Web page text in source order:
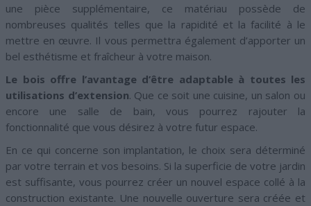
une pièce supplémentaire, ce matériau possède de
nombreuses qualités telles que la rapidité et la facilité à le
mettre en œuvre. Il vous permettra également d’apporter un
bel esthétisme et fraîcheur à votre maison.
Le bois offre l’avantage d’être adaptable à toutes les
utilisations d’extension. Que ce soit une cuisine, un salon ou
encore une salle de bain, vous pourrez rajouter la
fonctionnalité que vous désirez à votre futur espace.
En ce qui concerne son implantation, le choix sera déterminé
par votre terrain et vos besoins. Si la superficie de votre jardin
est suffisante, vous pourrez créer un nouvel espace collé à la
construction existante. Une nouvelle ouverture sera créée et